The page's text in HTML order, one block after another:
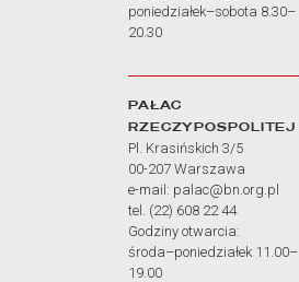
poniedziałek–sobota 8.30–
20.30
PAŁAC
RZECZYPOSPOLITEJ
Pl. Krasińskich 3/5
00-207 Warszawa
e-mail: palac@bn.org.pl
tel. (22) 608 22 44
Godziny otwarcia:
środa–poniedziałek 11.00–
19.00